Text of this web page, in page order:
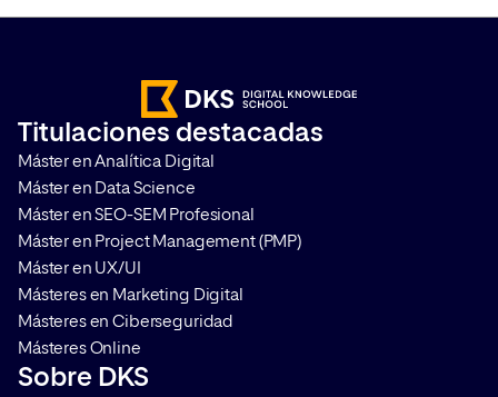
ayuda a construir credibilidad y
acelera el proceso en la toma de
decisiones de compra. Te
contamos en qué consiste y […]
Titulaciones destacadas
Máster en Analítica Digital
Máster en Data Science
Máster en SEO-SEM Profesional
Máster en Project Management (PMP)
Máster en UX/UI
Másteres en Marketing Digital
Másteres en Ciberseguridad
Másteres Online
Sobre DKS